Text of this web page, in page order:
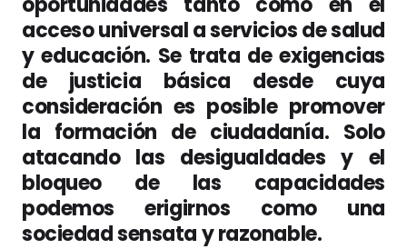
acceso universal a servicios de salud
y educación. Se trata de exigencias
de justicia básica desde cuya
consideración es posible promover
la formación de ciudadanía. Solo
atacando las desigualdades y el
bloqueo de las capacidades
podemos erigirnos como una
sociedad sensata y razonable.